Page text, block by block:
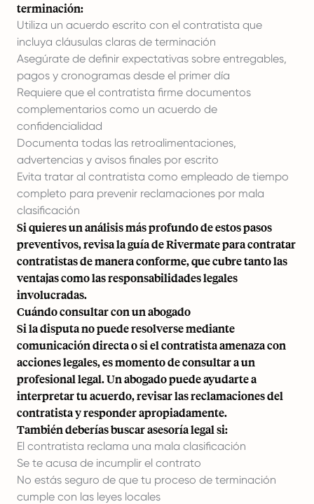
terminación:
Utiliza un acuerdo escrito con el contratista que
incluya cláusulas claras de terminación
Asegúrate de definir expectativas sobre entregables,
pagos y cronogramas desde el primer día
Requiere que el contratista firme documentos
complementarios como un acuerdo de
confidencialidad
Documenta todas las retroalimentaciones,
advertencias y avisos finales por escrito
Evita tratar al contratista como empleado de tiempo
completo para prevenir reclamaciones por mala
clasificación
Si quieres un análisis más profundo de estos pasos
preventivos, revisa la guía de Rivermate para contratar
contratistas de manera conforme, que cubre tanto las
ventajas como las responsabilidades legales
involucradas.
Cuándo consultar con un abogado
Si la disputa no puede resolverse mediante
comunicación directa o si el contratista amenaza con
acciones legales, es momento de consultar a un
profesional legal. Un abogado puede ayudarte a
interpretar tu acuerdo, revisar las reclamaciones del
contratista y responder apropiadamente.
También deberías buscar asesoría legal si:
El contratista reclama una mala clasificación
Se te acusa de incumplir el contrato
No estás seguro de que tu proceso de terminación
cumple con las leyes locales